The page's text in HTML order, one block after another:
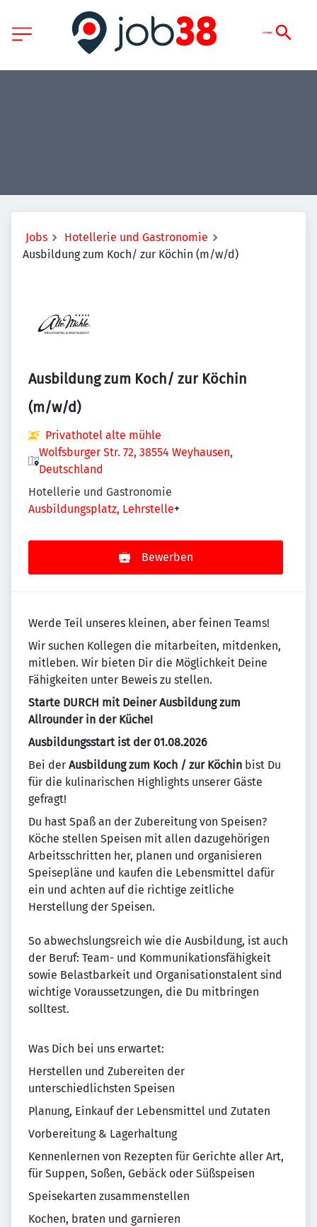
Jobs
Hotellerie und Gastronomie
Ausbildung zum Koch/ zur Köchin (m/w/d)
Ausbildung zum Koch/ zur Köchin
(m/w/d)
Privathotel alte mühle
Wolfsburger Str. 72, 38554 Weyhausen,
Deutschland
Hotellerie und Gastronomie
Ausbildungsplatz, Lehrstelle+
Bewerben
Werde Teil unseres kleinen, aber feinen Teams!
Wir suchen Kollegen die mitarbeiten, mitdenken,
mitleben. Wir bieten Dir die Möglichkeit Deine
Fähigkeiten unter Beweis zu stellen.
Starte DURCH mit Deiner Ausbildung zum
Allrounder in der Küche!
Ausbildungsstart ist der 01.08.2026
Bei der Ausbildung zum Koch / zur Köchin bist Du
für die kulinarischen Highlights unserer Gäste
gefragt!
Du hast Spaß an der Zubereitung von Speisen?
Köche stellen Speisen mit allen dazugehörigen
Arbeitsschritten her, planen und organisieren
Speisepläne und kaufen die Lebensmittel dafür
ein und achten auf die richtige zeitliche
Herstellung der Speisen.
So abwechslungsreich wie die Ausbildung, ist auch
der Beruf: Team- und Kommunikationsfähigkeit
sowie Belastbarkeit und Organisationstalent sind
wichtige Voraussetzungen, die Du mitbringen
solltest.
Was Dich bei uns erwartet:
Herstellen und Zubereiten der
unterschiedlichsten Speisen
Planung, Einkauf der Lebensmittel und Zutaten
Vorbereitung & Lagerhaltung
Kennenlernen von Rezepten für Gerichte aller Art,
für Suppen, Soßen, Gebäck oder Süßspeisen
Speisekarten zusammenstellen
Kochen, braten und garnieren